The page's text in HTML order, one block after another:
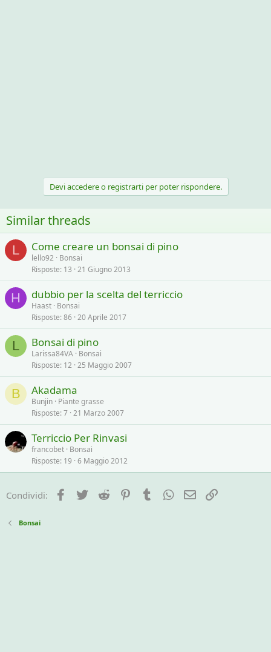
Devi accedere o registrarti per poter rispondere.
Similar threads
L Come creare un bonsai di pino
lello92 Bonsai
Risposte 13 21 Giugno 2013
H dubbio per la scelta del terriccio
Haast Bonsai
Risposte 86 20 Aprile 2017
L Bonsai di pino
Larissa84VA Bonsai
Risposte 12 25 Maggio 2007
B Akadama
Bunjin Piante grasse
Risposte 7 21 Marzo 2007
Terriccio Per Rinvasi
francobet Bonsai
Risposte 19 6 Maggio 2012
Condividi: Facebook
Twitter Reddit PinterestTumblrWhatsApp
e-mail
Bonsai